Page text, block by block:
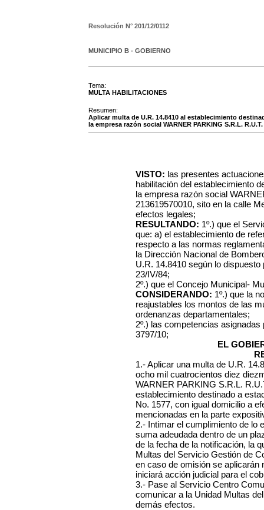
Resolución N° 201/12/0112
MUNICIPIO B - GOBIERNO
Tema:
MULTA HABILITACIONES
Resumen:
Aplicar multa de U.R. 14.8410 al establecimiento
la empresa razón social WARNER PARKING S.R.L. R.U.T.
VISTO: las presentes
habilitación del establecimiento
la empresa razón social
213619570010, sito en la calle
efectos legales;
RESULTANDO: 1º.) que el
que: a) el establecimiento de
respecto a las normas
la Dirección Nacional de
U.R. 14.8410 según lo
23/IV/84;
2º.) que el Concejo Municipal-
CONSIDERANDO: 1º.) que la
reajustables los montos de las
ordenanzas departamentales;
2º.) las competencias
3797/10;
EL
1.- Aplicar una multa de U.R.
ocho mil cuatrocientos diez
WARNER PARKING S.R.L.
establecimiento destinado a
No. 1577, con igual domicilio a
mencionadas en la parte
2.- Intimar el cumplimiento de lo
suma adeudada dentro de un
de la fecha de la notificación, la
Multas del Servicio Gestión de
en caso de omisión se
iniciará acción judicial para el
3.- Pase al Servicio Centro
comunicar a la Unidad Multas
demás efectos.